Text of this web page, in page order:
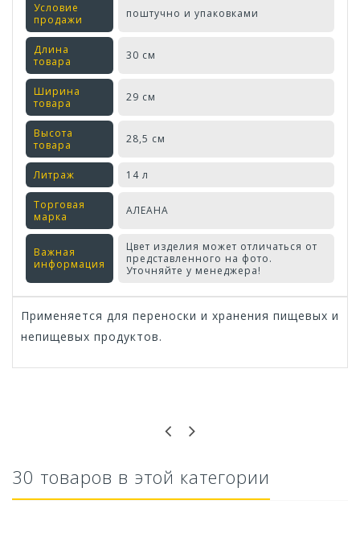
Условие
продажи
поштучно и упаковками
Длина
товара
30 см
Ширина
товара
29 см
Высота
товара
28,5 см
Литраж 14 л
Торговая
марка
АЛЕАНА
Важная
информация
Цвет изделия может отличаться от
представленного на фото.
Уточняйте у менеджера!
Применяется для переноски и хранения пищевых и
непищевых продуктов.
30 товаров в этой категории